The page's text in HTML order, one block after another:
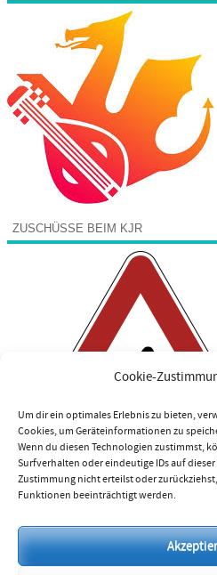
Cookie-
Um dir ein optimales Erlebnis zu bieten,
Cookies, um Geräteinformationen zu
Wenn du diesen Technologien zustimmst,
Surfverhalten oder eindeutige IDs auf
Zustimmung nicht erteilst oder
Funktionen beeinträchtigt werden.
ZUSCHÜSSE BEIM KJR
Impressum